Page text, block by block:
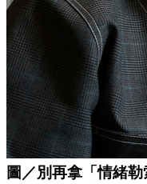
圖／別再拿「情緒